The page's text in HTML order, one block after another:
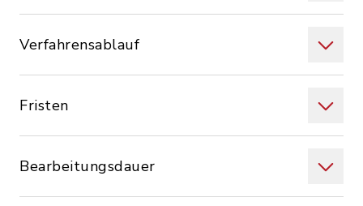
Verfahrensablauf
Fristen
Bearbeitungsdauer